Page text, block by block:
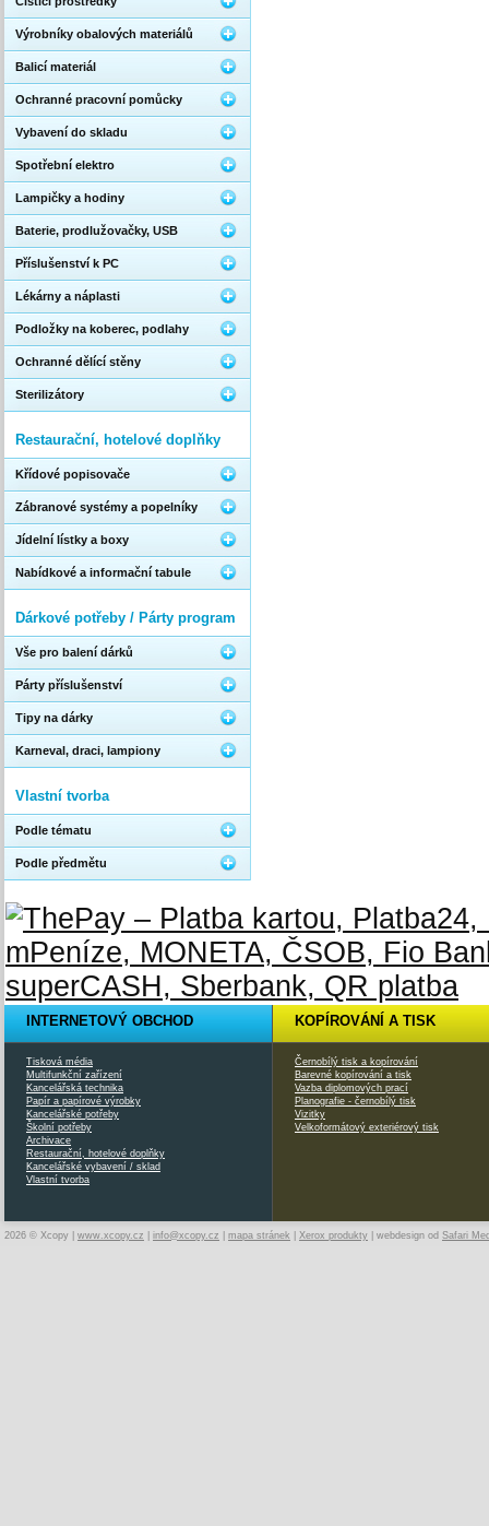
Výrobníky obalových materiálů
Balicí materiál
Ochranné pracovní pomůcky
Vybavení do skladu
Spotřební elektro
Lampičky a hodiny
Baterie, prodlužovačky, USB
Příslušenství k PC
Lékárny a náplasti
Podložky na koberec, podlahy
Ochranné dělící stěny
Sterilizátory
Restaurační, hotelové doplňky
Křídové popisovače
Zábranové systémy a popelníky
Jídelní lístky a boxy
Nabídkové a informační tabule
Dárkové potřeby / Párty program
Vše pro balení dárků
Párty příslušenství
Tipy na dárky
Karneval, draci, lampiony
Vlastní tvorba
Podle tématu
Podle předmětu
INTERNETOVÝ OBCHOD
Tisková média
Multifunkční zařízení
Kancelářská technika
Papír a papírové výrobky
Kancelářské potřeby
Školní potřeby
Archivace
Restaurační, hotelové doplňky
Kancelářské vybavení / sklad
Vlastní tvorba
KOPÍROVÁNÍ A TISK
Černobílý tisk a kopírování
Barevné kopírování a tisk
Vazba diplomových prací
Planografie - černobílý tisk
Vizitky
Velkoformátový exteriérový tisk
2026 © Xcopy | www.xcopy.cz info@xcopy.cz mapa stránek Xerox produkty | webdesign od Safari